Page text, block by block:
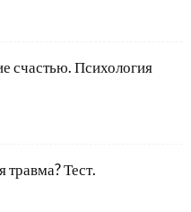
счастью. Психология
травма? Тест.